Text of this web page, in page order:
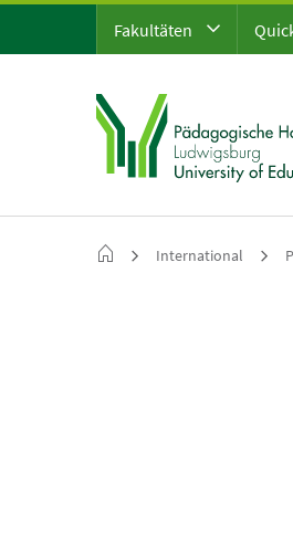
Fakultäten
International